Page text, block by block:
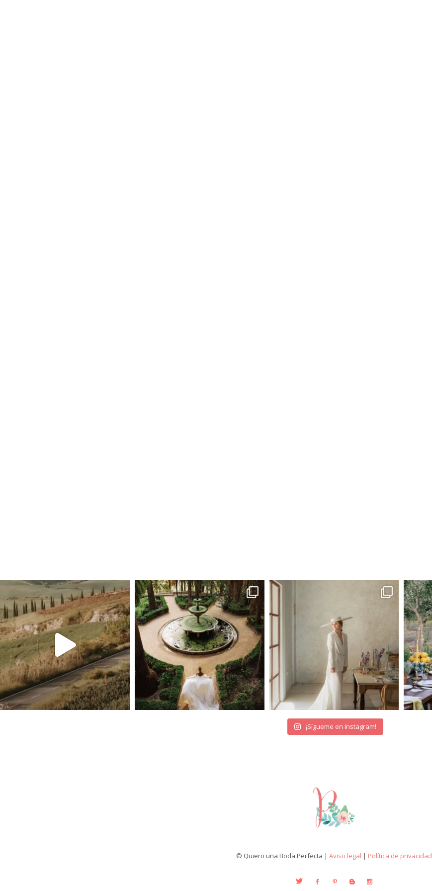
¡Sígueme en Instagram!
© Quiero una Boda Perfecta | Aviso legal | Política de privacidad